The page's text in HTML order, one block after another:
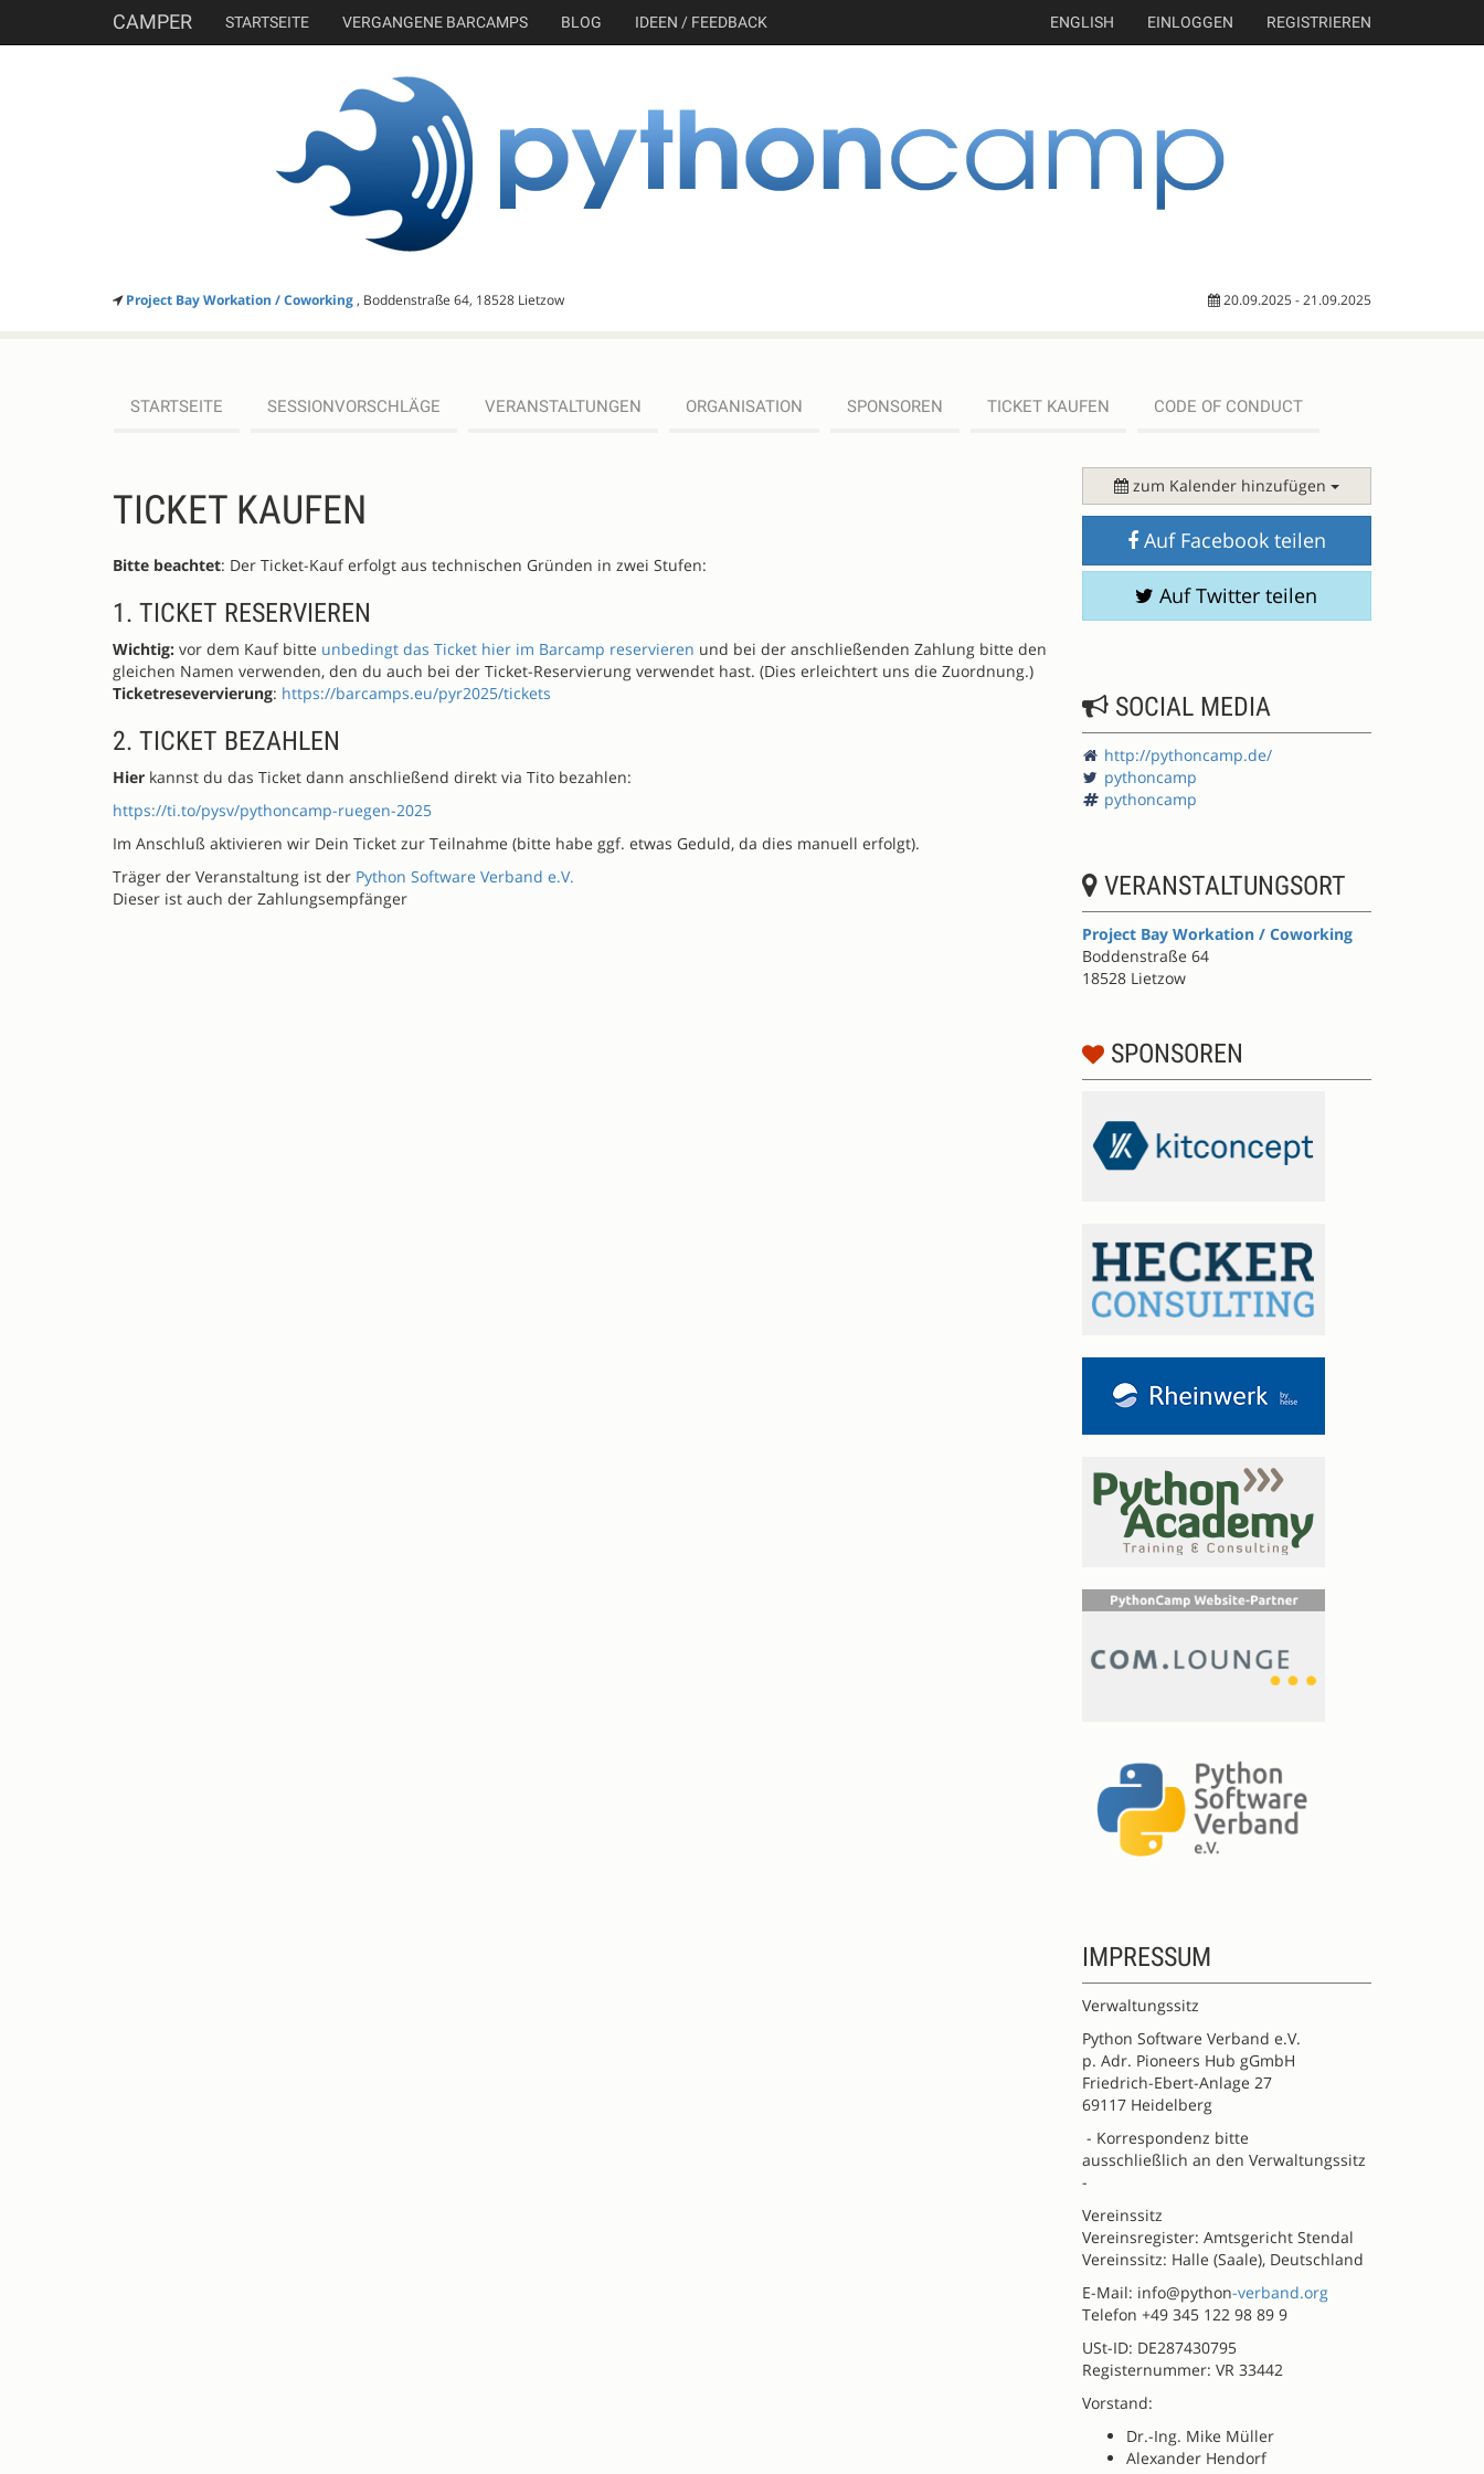
CAMPER STARTSEITE VERGANGENE BARCAMPS BLOG IDEEN / FEEDBACK ENGLISH EINLOGGEN REGISTRIEREN
Project Bay Workation / Coworking, Boddenstraße 64, 18528 Lietzow 20.09.2025 - 21.09.2025
STARTSEITE SESSIONVORSCHLÄGE VERANSTALTUNGEN ORGANISATION SPONSOREN TICKET KAUFEN CODE OF CONDUCT
TICKET KAUFEN
Bitte beachtet: Der Ticket-Kauf erfolgt aus technischen Gründen in zwei Stufen:
1. TICKET RESERVIEREN
Wichtig: vor dem Kauf bitte unbedingt das Ticket hier im Barcamp reservieren und bei der anschließenden Zahlung bitte den
gleichen Namen verwenden, den du auch bei der Ticket-Reservierung verwendet hast. (Dies erleichtert uns die Zuordnung.)
Ticketresevervierung: https://barcamps.eu/pyr2025/tickets
2. TICKET BEZAHLEN
Hier kannst du das Ticket dann anschließend direkt via Tito bezahlen:
https://ti.to/pysv/pythoncamp-ruegen-2025
Im Anschluß aktivieren wir Dein Ticket zur Teilnahme (bitte habe ggf. etwas Geduld, da dies manuell erfolgt).
Träger der Veranstaltung ist der Python Software Verband e.V.
Dieser ist auch der Zahlungsempfänger
zum Kalender hinzufügen
Auf Facebook teilen
Auf Twitter teilen
SOCIAL MEDIA
http://pythoncamp.de/
pythoncamp
pythoncamp
VERANSTALTUNGSORT
Project Bay Workation / Coworking
Boddenstraße 64
18528 Lietzow
SPONSOREN
IMPRESSUM
Verwaltungssitz
Python Software Verband e.V.
p. Adr. Pioneers Hub gGmbH
Friedrich-Ebert-Anlage 27
69117 Heidelberg
- Korrespondenz bitte
ausschließlich an den Verwaltungssitz
-
Vereinssitz
Vereinsregister: Amtsgericht Stendal
Vereinssitz: Halle (Saale), Deutschland
E-Mail: info@python-verband.org
Telefon +49 345 122 98 89 9
USt-ID: DE287430795
Registernummer: VR 33442
Vorstand:
Dr.-Ing. Mike Müller
Alexander Hendorf